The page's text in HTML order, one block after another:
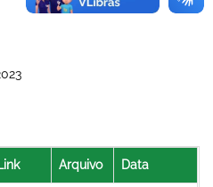
Link Arquivo Data